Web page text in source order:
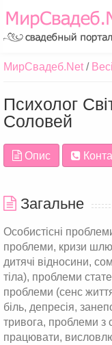
МирСвадеб.Net
Психолог
Соловей
Опис
Загальне
Особистісні
проблеми, кризи
дитячі відносини,
тіла), проблеми
проблеми (сенс
біль, депресія,
тривога, проблеми з
працювати,